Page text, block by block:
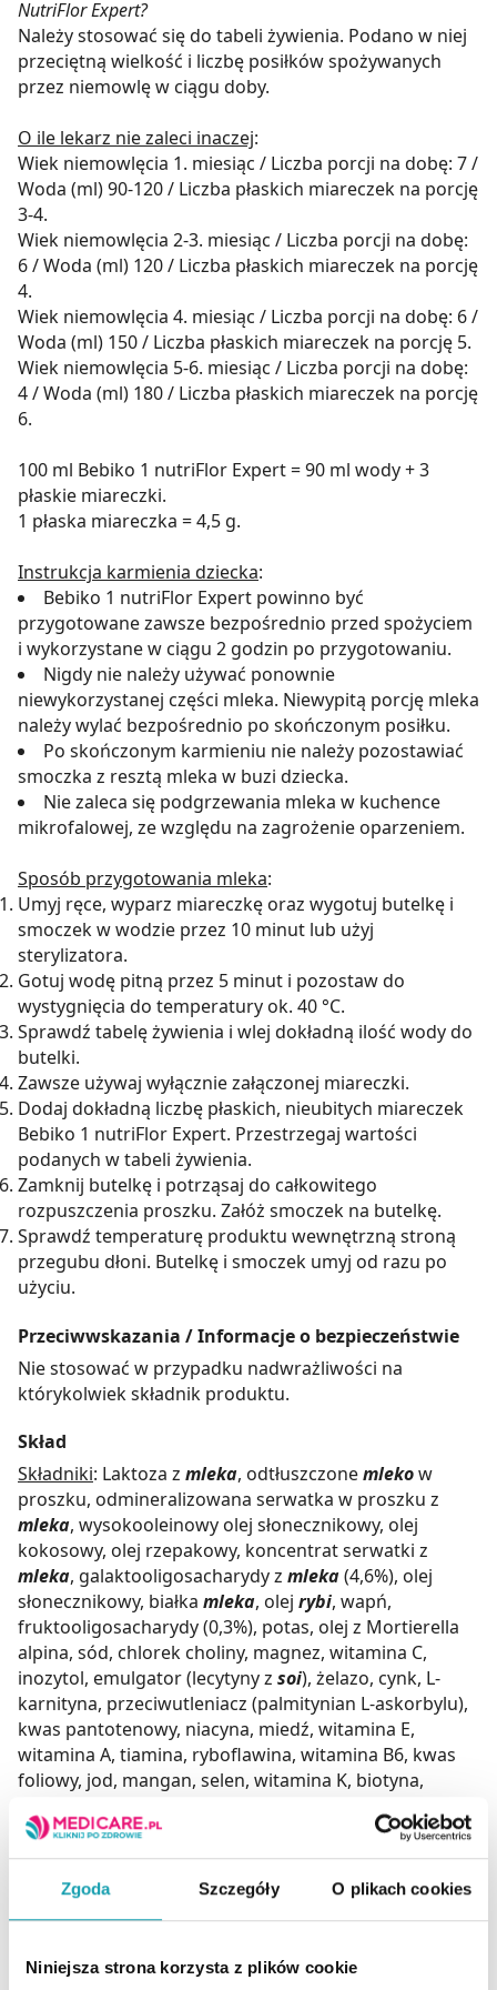
Zgoda Szczegóły O plikach cookies
Niniejsza strona korzysta z plików cookie
NutriFlor Expert?
Należy stosować się do tabeli żywienia. Podano w niej
przeciętną wielkość i liczbę posiłków spożywanych
przez niemowlę w ciągu doby.
O ile lekarz nie zaleci inaczej:
Wiek niemowlęcia 1. miesiąc / Liczba porcji na dobę: 7 /
Woda (ml) 90-120 / Liczba płaskich miareczek na porcję
3-4.
Wiek niemowlęcia 2-3. miesiąc / Liczba porcji na dobę:
6 / Woda (ml) 120 / Liczba płaskich miareczek na porcję
4.
Wiek niemowlęcia 4. miesiąc / Liczba porcji na dobę: 6 /
Woda (ml) 150 / Liczba płaskich miareczek na porcję 5.
Wiek niemowlęcia 5-6. miesiąc / Liczba porcji na dobę:
4 / Woda (ml) 180 / Liczba płaskich miareczek na porcję
6.
100 ml Bebiko 1 nutriFlor Expert = 90 ml wody + 3
płaskie miareczki.
1 płaska miareczka = 4,5 g.
Instrukcja karmienia dziecka:
Bebiko 1 nutriFlor Expert powinno być
przygotowane zawsze bezpośrednio przed spożyciem
i wykorzystane w ciągu 2 godzin po przygotowaniu.
Nigdy nie należy używać ponownie
niewykorzystanej części mleka. Niewypitą porcję mleka
należy wylać bezpośrednio po skończonym posiłku.
Po skończonym karmieniu nie należy pozostawiać
smoczka z resztą mleka w buzi dziecka.
Nie zaleca się podgrzewania mleka w kuchence
mikrofalowej, ze względu na zagrożenie oparzeniem.
Sposób przygotowania mleka:
Umyj ręce, wyparz miareczkę oraz wygotuj butelkę i
smoczek w wodzie przez 10 minut lub użyj
sterylizatora.
Gotuj wodę pitną przez 5 minut i pozostaw do
wystygnięcia do temperatury ok. 40 °C.
Sprawdź tabelę żywienia i wlej dokładną ilość wody do
butelki.
Zawsze używaj wyłącznie załączonej miareczki.
Dodaj dokładną liczbę płaskich, nieubitych miareczek
Bebiko 1 nutriFlor Expert. Przestrzegaj wartości
podanych w tabeli żywienia.
Zamknij butelkę i potrząsaj do całkowitego
rozpuszczenia proszku. Załóż smoczek na butelkę.
Sprawdź temperaturę produktu wewnętrzną stroną
przegubu dłoni. Butelkę i smoczek umyj od razu po
użyciu.
Przeciwwskazania / Informacje o bezpieczeństwie
Nie stosować w przypadku nadwrażliwości na
którykolwiek składnik produktu.
Skład
Składniki: Laktoza z mleka, odtłuszczonemlekow
proszku, odmineralizowana serwatka w proszku z
mleka, wysokooleinowy olej słonecznikowy, olej
kokosowy, olej rzepakowy, koncentrat serwatki z
mleka, galaktooligosacharydy z mleka(4,6%), olej
słonecznikowy, białka mleka, olej rybi, wapń,
fruktooligosacharydy (0,3%), potas, olej z Mortierella
alpina, sód, chlorek choliny, magnez, witamina C,
inozytol, emulgator (lecytyny z soi), żelazo, cynk, L-
karnityna, przeciwutleniacz (palmitynian L-askorbylu),
kwas pantotenowy, niacyna, miedź, witamina E,
witamina A, tiamina, ryboflawina, witamina B6, kwas
foliowy, jod, mangan, selen, witamina K, biotyna,
Przechowywanie
Dla zachowania najwyższej jakości i właściwości
temperaturze poniżej 25 ℃.